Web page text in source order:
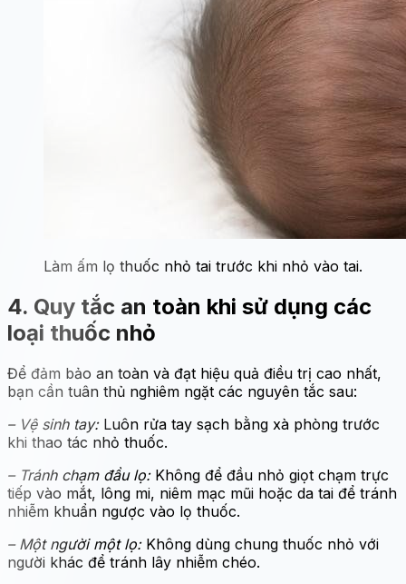
Làm ấm lọ thuốc nhỏ tai trước khi nhỏ vào tai.
4. Quy tắc an toàn khi sử dụng các
loại thuốc nhỏ
Để đảm bảo an toàn và đạt hiệu quả điều trị cao nhất,
bạn cần tuân thủ nghiêm ngặt các nguyên tắc sau:
– Vệ sinh tay:Luôn rửa tay sạch bằng xà phòng trước
khi thao tác nhỏ thuốc.
– Tránh chạm đầu lọ: Không để đầu nhỏ giọt chạm trực
tiếp vào mắt, lông mi, niêm mạc mũi hoặc da tai để tránh
nhiễm khuẩn ngược vào lọ thuốc.
– Một người một lọ:Không dùng chung thuốc nhỏ với
người khác để tránh lây nhiễm chéo.